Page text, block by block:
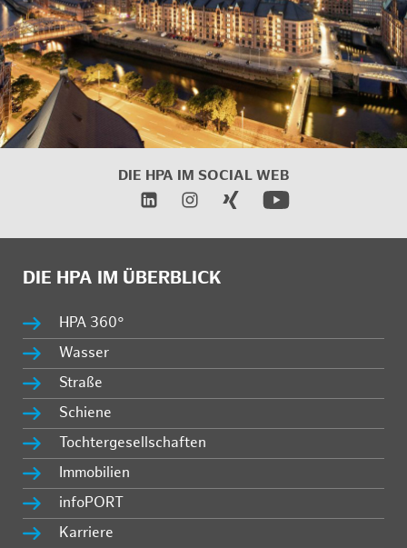
DIE HPA IM SOCIAL WEB
DIE HPA IM ÜBERBLICK
HPA 360°
Wasser
Straße
Schiene
Tochtergesellschaften
Immobilien
infoPORT
Karriere